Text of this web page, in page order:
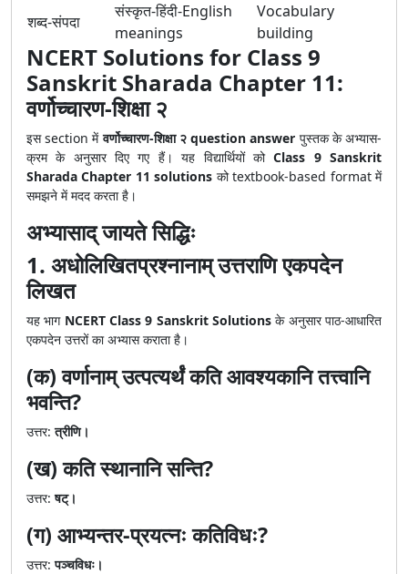
शब्द-संपदा
संस्कृत-हिंदी-English
meanings
Vocabulary
building
NCERT Solutions for Class 9
Sanskrit Sharada Chapter 11:
वर्णोच्चारण-शिक्षा २
इस section मेंवर्णोच्चारण-शिक्षा २ question answer पुस्तक के अभ्यास-
क्रम के अनुसार दिए गए हैं। यह विद्यार्थियों कोClass 9 Sanskrit
Sharada Chapter 11 solutions को textbook-based format में
समझने में मदद करता है।
अभ्यासाद् जायते सिद्धिः
1. अधोलिखितप्रश्नानाम् उत्तराणि एकपदेन
लिखत
यह भाग NCERT Class 9 Sanskrit Solutions के अनुसार पाठ-आधारित
एकपदेन उत्तरों का अभ्यास कराता है।
(क) वर्णानाम् उत्पत्यर्थं कति आवश्यकानि तत्त्वानि
भवन्ति?
उत्तर:त्रीणि।
(ख) कति स्थानानि सन्ति?
उत्तर:षट्।
(ग) आभ्यन्तर-प्रयत्नः कतिविधः?
उत्तर:पञ्चविधः।